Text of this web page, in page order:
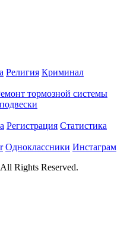
Религия Криминал
тормозной системы
Регистрация Статистика
Одноклассники Инстаграм
All Rights Reserved.